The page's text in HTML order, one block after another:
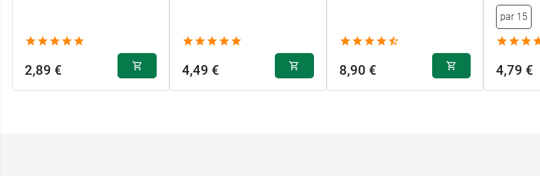
2,89 € 4,49 € 8,90 €
par 15
4,79 €